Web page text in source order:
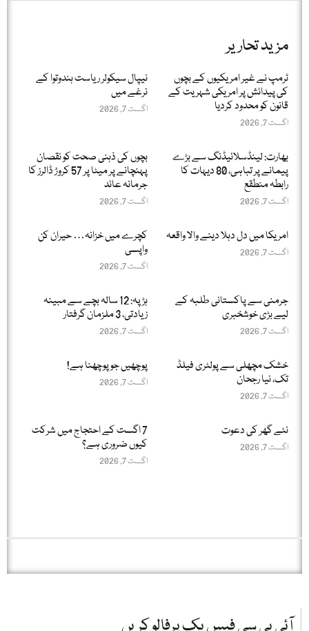
مزید تحاریر
ٹرمپ نے غیر امریکیوں کے بچوں
کی پیدائش پر امریکی شہریت کے
قانون کو محدود کردیا
اگست 7, 2026
نیپال سیکولر ریاست ہندوتوا کے
نرغے میں
اگست 7, 2026
بھارت: لینڈسلائیڈنگ سے بڑے
پیمانے پر تباہی، 80 دیہات کا
رابطہ منطقع
اگست 7, 2026
بچوں کی ذہنی صحت کو نقصان
پہنچانے پر میٹا پر 57 کروڑ ڈالرز کا
جرمانہ عائد
اگست 7, 2026
امریکا میں دل دہلا دینے والا واقعہ
اگست 7, 2026
کچرے میں خزانہ… حیران کن
واپسی
اگست 7, 2026
جرمنی سے پاکستانی طلبہ کے
لیے بڑی خوشخبری
اگست 7, 2026
ہڑپہ: 12 سالہ بچے سے مبینہ
زیادتی، 3 ملزمان گرفتار
اگست 7, 2026
خشک مچھلی سے پولٹری فیلڈ
تک، نیا رجحان
اگست 7, 2026
پوچھیں جو پوچھنا ہے!
اگست 7, 2026
نئے گھر کی دعوت
اگست 7, 2026
7 اگست کے احتجاج میں شرکت
کیوں ضروری ہے؟
اگست 7, 2026